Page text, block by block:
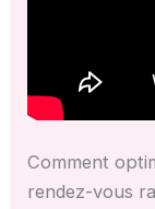
Comment
rendez-vous